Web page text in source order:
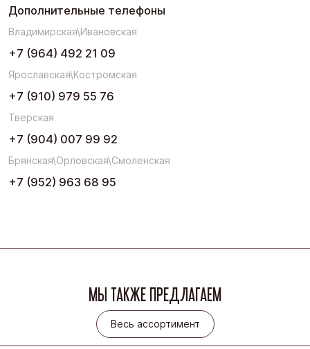
Дополнительные телефоны
Владимирская\Ивановская
+7 (964) 492 21 09
Ярославская\Костромская
+7 (910) 979 55 76
Тверская
+7 (904) 007 99 92
Брянская\Орловская\Смоленская
+7 (952) 963 68 95
МЫ ТАКЖЕ ПРЕДЛАГАЕМ
Весь ассортимент
Весь ассортимент